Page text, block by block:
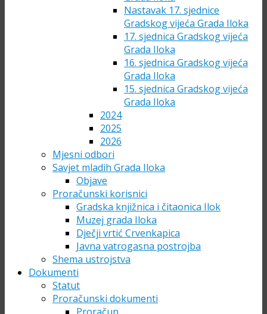
Nastavak 17. sjednice
Gradskog vijeća Grada Iloka
17. sjednica Gradskog vijeća
Grada Iloka
16. sjednica Gradskog vijeća
Grada Iloka
15. sjednica Gradskog vijeća
Grada Iloka
2024
2025
2026
Mjesni odbori
Savjet mladih Grada Iloka
Objave
Proračunski korisnici
Gradska knjižnica i čitaonica Ilok
Muzej grada Iloka
Dječji vrtić Crvenkapica
Javna vatrogasna postrojba
Shema ustrojstva
Dokumenti
Statut
Proračunski dokumenti